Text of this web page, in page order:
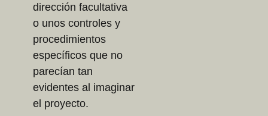
dirección facultativa
o unos controles y
procedimientos
específicos que no
parecían tan
evidentes al imaginar
el proyecto.